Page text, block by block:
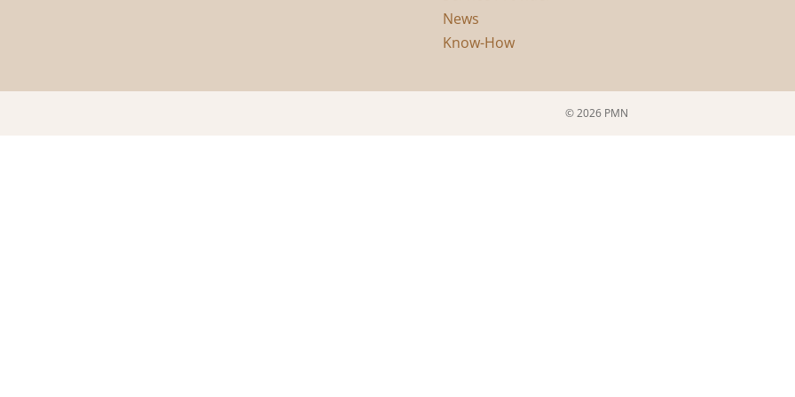
News
Know-How
© 2026 PMN